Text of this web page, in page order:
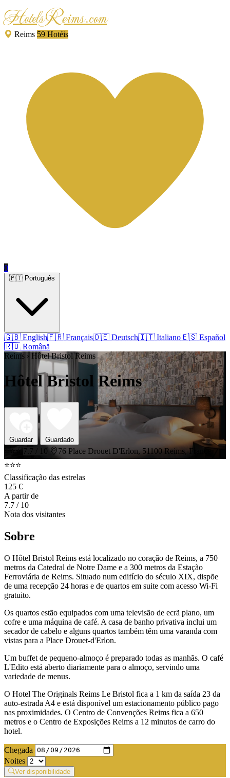
HotelsReims.com
Reims 59 Hotéis
0
🇬🇧 English🇫🇷 Français🇩🇪 Deutsch🇮🇹 Italiano🇪🇸 Español
🇷🇴 Română
Reims › Hôtel Bristol Reims
Hôtel Bristol Reims
Guardar Guardado
⭐⭐⭐ 7.7 / 10
76 Place Drouet D'Erlon, 51100 Reims, France
⭐⭐⭐
Classificação das estrelas
125 €
A partir de
7.7 / 10
Nota dos visitantes
Sobre
O Hôtel Bristol Reims está localizado no coração de Reims, a 750
metros da Catedral de Notre Dame e a 300 metros da Estação
Ferroviária de Reims. Situado num edifício do século XIX, dispõe
de uma recepção 24 horas e de quartos em suite com acesso Wi-Fi
gratuito.
Os quartos estão equipados com uma televisão de ecrã plano, um
cofre e uma máquina de café. A casa de banho privativa inclui um
secador de cabelo e alguns quartos também têm uma varanda com
vistas para a Place Drouet-d'Erlon.
Um buffet de pequeno-almoço é preparado todas as manhãs. O café
L'Edito está aberto diariamente para o almoço, servindo uma
variedade de menus.
O Hotel The Originals Reims Le Bristol fica a 1 km da saída 23 da
auto-estrada A4 e está disponível um estacionamento público pago
nas proximidades. O Centro de Convenções Reims fica a 650
metros e o Centro de Exposições Reims a 12 minutos de carro do
hotel.
Chegada
Noites
Ver disponibilidade